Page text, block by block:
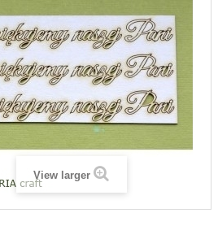
View larger